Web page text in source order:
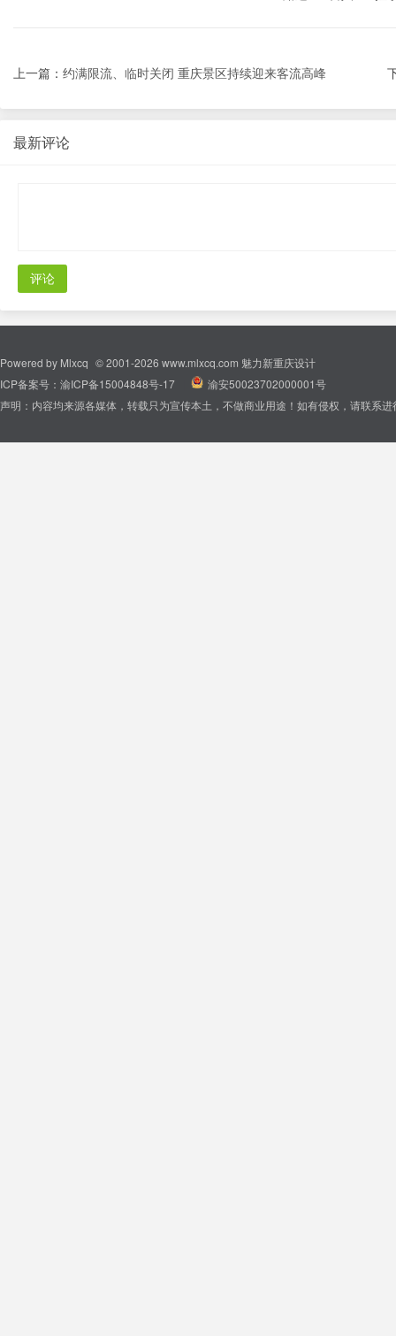
上一篇： 约满限流、临时关闭 重庆景区持续迎来客流高峰
最新评论
评论
Powered by Mlxcq © 2001-2026 www.mlxcq.com 魅力新重庆设计
ICP备案号： 渝ICP备15004848号-17
渝安50023702000001号
声明：内容均来源各媒体，转载只为宣传本土，不做商业用途！如有侵权，请联系进